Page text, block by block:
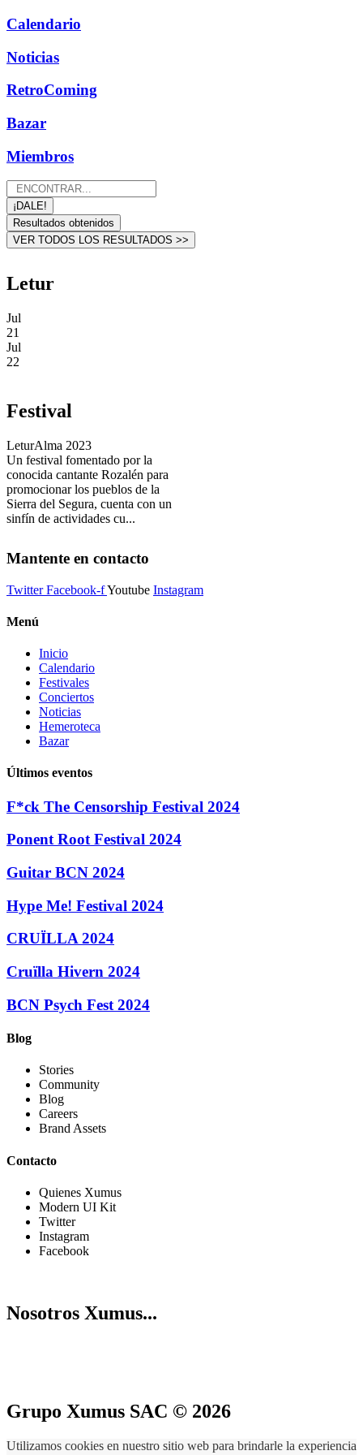
Calendario
Noticias
RetroComing
Bazar
Miembros
Search
...¡DALE!
Resultados obtenidos
VER TODOS LOS RESULTADOS >>
Letur
Jul
21
Jul
22
Festival
LeturAlma 2023
Un festival fomentado por la
conocida cantante Rozalén para
promocionar los pueblos de la
Sierra del Segura, cuenta con un
sinfín de actividades cu...
Mantente en contacto
Twitter Facebook-fYoutube Instagram
Menú
Inicio
Calendario
Festivales
Conciertos
Noticias
Hemeroteca
Bazar
Últimos eventos
F*ck The Censorship Festival 2024
Ponent Root Festival 2024
Guitar BCN 2024
Hype Me! Festival 2024
CRUÏLLA 2024
Cruïlla Hivern 2024
BCN Psych Fest 2024
Blog
Stories
Community
Blog
Careers
Brand Assets
Contacto
Quienes Xumus
Modern UI Kit
Twitter
Instagram
Facebook
Nosotros Xumus...
Grupo Xumus SAC © 2026
Utilizamos cookies en nuestro sitio web para brindarle la experiencia